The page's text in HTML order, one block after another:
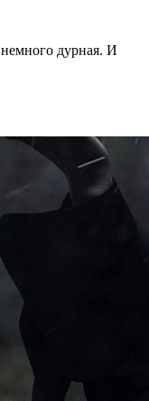
немного дурная. И